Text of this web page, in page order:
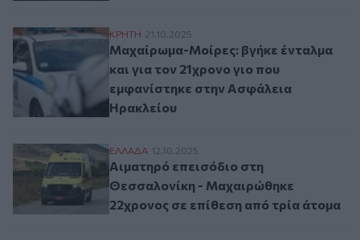
Μαχαίρωμα-Μοίρες: βγήκε ένταλμα και
ΚΡΗΤΗ 21.10.2025
Μαχαίρωμα-Μοίρες: βγήκε ένταλμα
και για τον 21χρονο γιο που
εμφανίστηκε στην Ασφάλεια
Ηρακλείου
Αιματηρό επεισόδιο στη Θεσσαλονίκη -
ΕΛΛAΔΑ 12.10.2025
Αιματηρό επεισόδιο στη
Θεσσαλονίκη - Μαχαιρώθηκε
22χρονος σε επίθεση από τρία άτομα